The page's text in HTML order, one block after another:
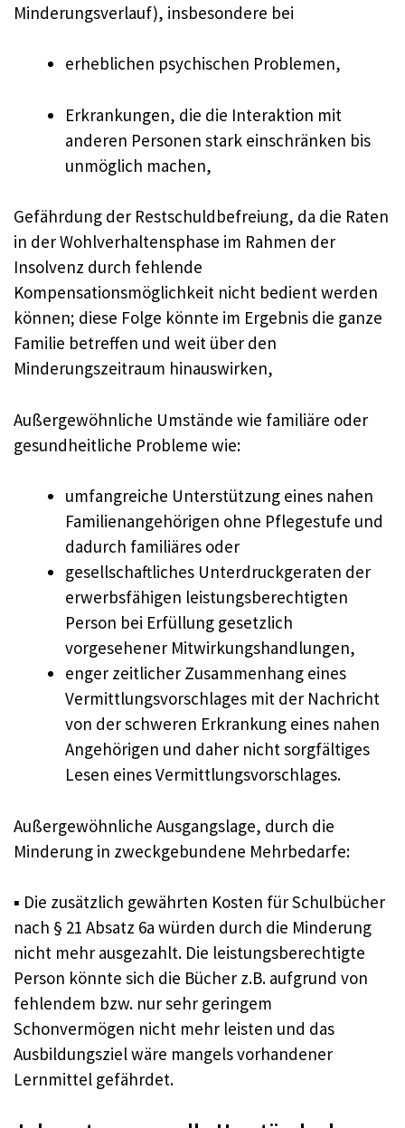
Minderungsverlauf), insbesondere bei
erheblichen psychischen Problemen,
Erkrankungen, die die Interaktion mit
anderen Personen stark einschränken bis
unmöglich machen,
Gefährdung der Restschuldbefreiung, da die Raten
in der Wohlverhaltensphase im Rahmen der
Insolvenz durch fehlende
Kompensationsmöglichkeit nicht bedient werden
können; diese Folge könnte im Ergebnis die ganze
Familie betreffen und weit über den
Minderungszeitraum hinauswirken,
Außergewöhnliche Umstände wie familiäre oder
gesundheitliche Probleme wie:
umfangreiche Unterstützung eines nahen
Familienangehörigen ohne Pflegestufe und
dadurch familiäres oder
gesellschaftliches Unterdruckgeraten der
erwerbsfähigen leistungsberechtigten
Person bei Erfüllung gesetzlich
vorgesehener Mitwirkungshandlungen,
enger zeitlicher Zusammenhang eines
Vermittlungsvorschlages mit der Nachricht
von der schweren Erkrankung eines nahen
Angehörigen und daher nicht sorgfältiges
Lesen eines Vermittlungsvorschlages.
Außergewöhnliche Ausgangslage, durch die
Minderung in zweckgebundene Mehrbedarfe:
▪ Die zusätzlich gewährten Kosten für Schulbücher
nach § 21 Absatz 6a würden durch die Minderung
nicht mehr ausgezahlt. Die leistungsberechtigte
Person könnte sich die Bücher z.B. aufgrund von
fehlendem bzw. nur sehr geringem
Schonvermögen nicht mehr leisten und das
Ausbildungsziel wäre mangels vorhandener
Lernmittel gefährdet.